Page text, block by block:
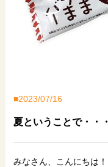
2023/07/16
夏ということで・・・
みなさん、こんにちは！